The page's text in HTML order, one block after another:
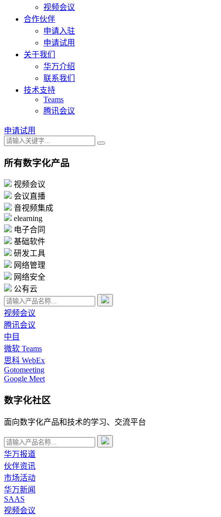
视频会议
合作伙伴
申请入驻
申请试用
关于我们
华万介绍
联系我们
技术支持
Teams
腾讯会议
申请试用
所有数字化产品
视频会议
会议直播
音视频集成
elearning
电子合同
基础软件
研发工具
网络管理
网络安全
公有云
视频会议
腾讯会议
中目
微软 Teams
思科 WebEx
Gotomeeting
Google Meet
数字化社区
面向数字化产品和技术的学习、交流平台
华万报道
伙伴资讯
市场活动
华万新闻
SAAS
视频会议